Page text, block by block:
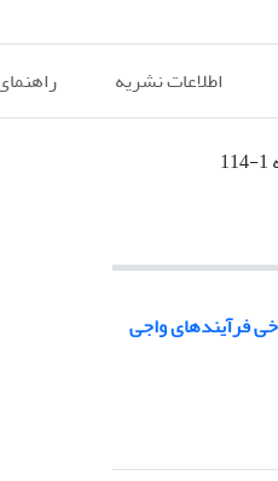
اطلاعات نشریه
فرآیندهای واجی